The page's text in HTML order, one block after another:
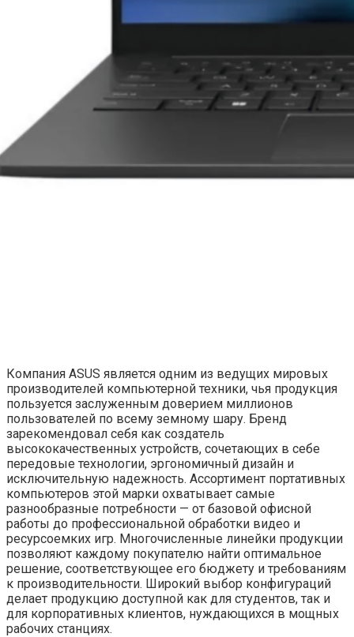
Компания ASUS является одним из ведущих мировых
производителей компьютерной техники, чья продукция
пользуется заслуженным доверием миллионов
пользователей по всему земному шару. Бренд
зарекомендовал себя как создатель
высококачественных устройств, сочетающих в себе
передовые технологии, эргономичный дизайн и
исключительную надежность. Ассортимент портативных
компьютеров этой марки охватывает самые
разнообразные потребности — от базовой офисной
работы до профессиональной обработки видео и
ресурсоемких игр. Многочисленные линейки продукции
позволяют каждому покупателю найти оптимальное
решение, соответствующее его бюджету и требованиям
к производительности. Широкий выбор конфигураций
делает продукцию доступной как для студентов, так и
для корпоративных клиентов, нуждающихся в мощных
рабочих станциях.